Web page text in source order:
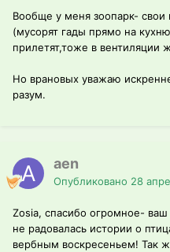
Вообще у меня зоопарк- свои
(мусорят гады прямо на
прилетят,тоже в вентиляции
Но врановых уважаю
разум.
aen
Опубликовано 28
Zosia, спасибо огромное-
не радовалась истории о
вербным воскресеньем! Так